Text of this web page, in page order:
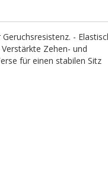
-
Zehen- und
für einen stabilen Sitz